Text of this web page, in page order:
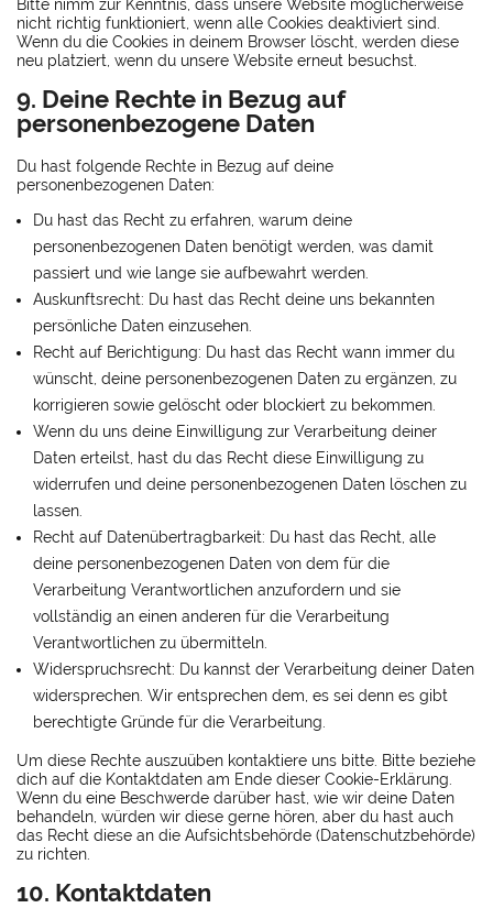
Bitte nimm zur Kenntnis, dass unsere Website möglicherweise
nicht richtig funktioniert, wenn alle Cookies deaktiviert sind.
Wenn du die Cookies in deinem Browser löscht, werden diese
neu platziert, wenn du unsere Website erneut besuchst.
9. Deine Rechte in Bezug auf
personenbezogene Daten
Du hast folgende Rechte in Bezug auf deine
personenbezogenen Daten:
Du hast das Recht zu erfahren, warum deine
personenbezogenen Daten benötigt werden, was damit
passiert und wie lange sie aufbewahrt werden.
Auskunftsrecht: Du hast das Recht deine uns bekannten
persönliche Daten einzusehen.
Recht auf Berichtigung: Du hast das Recht wann immer du
wünscht, deine personenbezogenen Daten zu ergänzen, zu
korrigieren sowie gelöscht oder blockiert zu bekommen.
Wenn du uns deine Einwilligung zur Verarbeitung deiner
Daten erteilst, hast du das Recht diese Einwilligung zu
widerrufen und deine personenbezogenen Daten löschen zu
lassen.
Recht auf Datenübertragbarkeit: Du hast das Recht, alle
deine personenbezogenen Daten von dem für die
Verarbeitung Verantwortlichen anzufordern und sie
vollständig an einen anderen für die Verarbeitung
Verantwortlichen zu übermitteln.
Widerspruchsrecht: Du kannst der Verarbeitung deiner Daten
widersprechen. Wir entsprechen dem, es sei denn es gibt
berechtigte Gründe für die Verarbeitung.
Um diese Rechte auszuüben kontaktiere uns bitte. Bitte beziehe
dich auf die Kontaktdaten am Ende dieser Cookie-Erklärung.
Wenn du eine Beschwerde darüber hast, wie wir deine Daten
behandeln, würden wir diese gerne hören, aber du hast auch
das Recht diese an die Aufsichtsbehörde (Datenschutzbehörde)
zu richten.
10. Kontaktdaten